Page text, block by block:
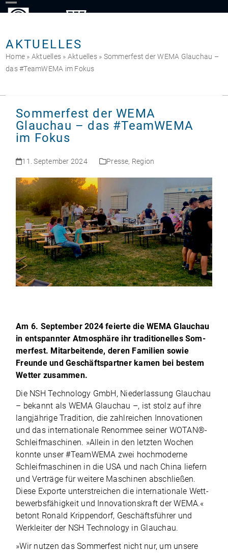
Skip
AKTUELLES
Home » Aktuelles » Aktuelles» Sommerfest der WEMA Glauchau –
das #TeamWEMA im Fokus
Sommerfest der WEMA
Glauchau – das #TeamWEMA
im Fokus
11. September 2024 Presse, Region
Am 6. Sep­tem­ber 2024 fei­erte die WEMA Glauchau
in ent­spann­ter Atmo­sphäre ihr tra­di­tio­nel­les Som­
mer­fest. Mit­ar­bei­tende, deren Fami­lien sowie
Freunde und Geschäfts­part­ner kamen bei bes­tem
Wet­ter zusammen.
Die NSH Tech­no­logy GmbH, Nie­der­las­sung Glauchau
– bekannt als WEMA Glauchau –, ist stolz auf ihre
lang­jäh­rige Tra­di­tion, die zahl­rei­chen Inno­va­tio­nen
und das inter­na­tio­nale Renom­mee sei­ner WOTAN®-
Schleifmaschinen. »Allein in den letz­ten Wochen
konnte unser #Team­WEMA zwei hoch­mo­derne
Schleif­ma­schi­nen in die USA und nach China lie­fern
und Ver­träge für wei­tere Maschi­nen abschlie­ßen.
Diese Exporte unter­strei­chen die inter­na­tio­nale Wett­
be­werbs­fä­hig­keit und Inno­va­ti­ons­kraft der WEMA.«
betont Ronald Krip­pen­dorf, Geschäfts­füh­rer und
Werk­lei­ter der NSH Tech­no­logy in Glauchau.
»Wir nut­zen das Som­mer­fest nicht nur, um unsere